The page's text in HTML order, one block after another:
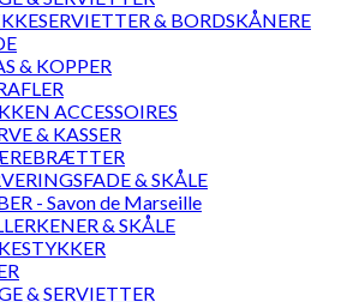
& BORDSKÅNERE
& KOPPER
ACCESSOIRES
& KASSER
& SKÅLE
- Savon de Marseille
& SKÅLE
& SERVIETTER